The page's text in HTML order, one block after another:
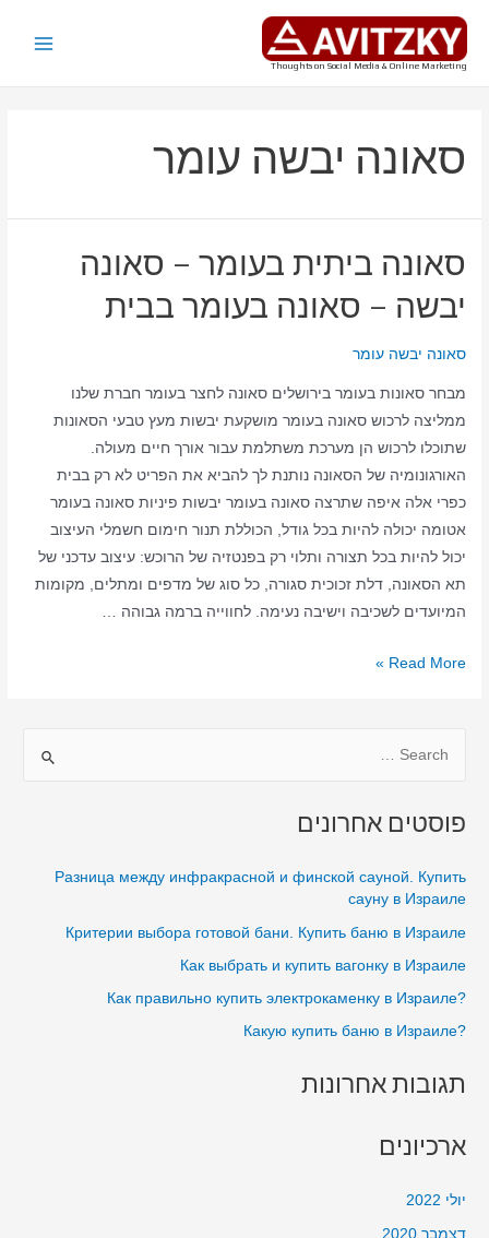
דילוג
לתוכן
Thoughts on Social Media & Online Marketing
סאונה יבשה עומר
סאונה ביתית בעומר – סאונה
יבשה – סאונה בעומר בבית
סאונה יבשה עומר
מבחר סאונות בעומר בירושלים סאונה לחצר בעומר חברת שלנו
ממליצה לרכוש סאונה בעומר מושקעת יבשות מעץ טבעי הסאונות
שתוכלו לרכוש הן מערכת משתלמת עבור אורך חיים מעולה.
האורגונומיה של הסאונה נותנת לך להביא את הפריט לא רק בבית
כפרי אלה איפה שתרצה סאונה בעומר יבשות פיניות סאונה בעומר
אטומה יכולה להיות בכל גודל, הכוללת תנור חימום חשמלי העיצוב
יכול להיות בכל תצורה ותלוי רק בפנטזיה של הרוכש: עיצוב עדכני של
תא הסאונה, דלת זכוכית סגורה, כל סוג של מדפים ומתלים, מקומות
המיועדים לשכיבה וישיבה נעימה. לחווייה ברמה גבוהה …
סאונה
–
בעומר
בבית
Read More »
r
:
פוסטים אחרונים
Разница между инфракрасной и финской сауной. Купить
сауну в Израиле
Критерии выбора готовой бани. Купить баню в Израиле
Как выбрать и купить вагонку в Израиле
?Как правильно купить электрокаменку в Израиле
?Какую купить баню в Израиле
תגובות אחרונות
ארכיונים
יולי 2022
דצמבר 2020